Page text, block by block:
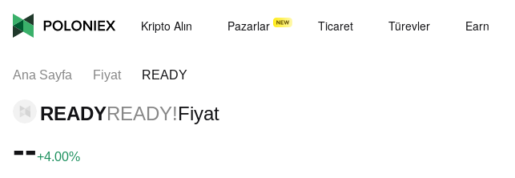
Kripto Alın Pazarlar Ticaret Türevler Earn
Ana Sayfa Fiyat READY
READYREADY!Fiyat
--+4.00%